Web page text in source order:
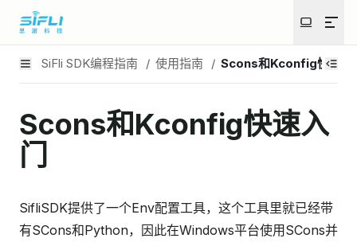
SiFli SDK编程指南 / 使用指南 / Scons和Kconfig快速入
Scons和Kconfig快速入
门
SifliSDK提供了一个Env配置工具，这个工具里就已经带
有SCons和Python，因此在Windows平台使用SCons并